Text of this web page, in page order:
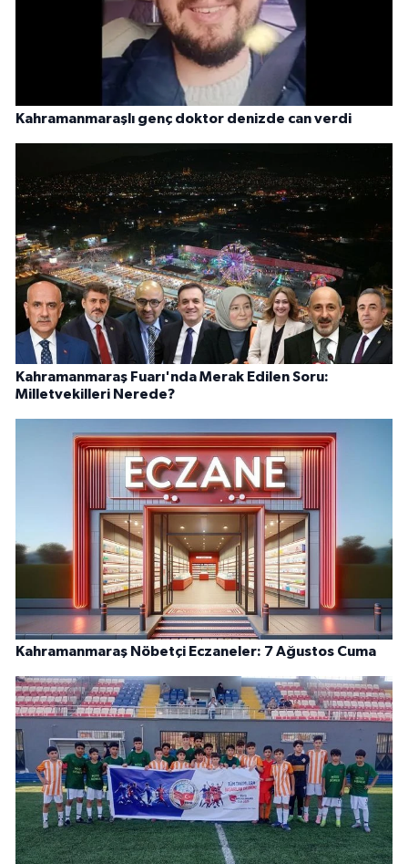
Kahramanmaraşlı genç doktor denizde can verdi
Kahramanmaraş Fuarı'nda Merak Edilen Soru:
Milletvekilleri Nerede?
Kahramanmaraş Nöbetçi Eczaneler: 7 Ağustos Cuma